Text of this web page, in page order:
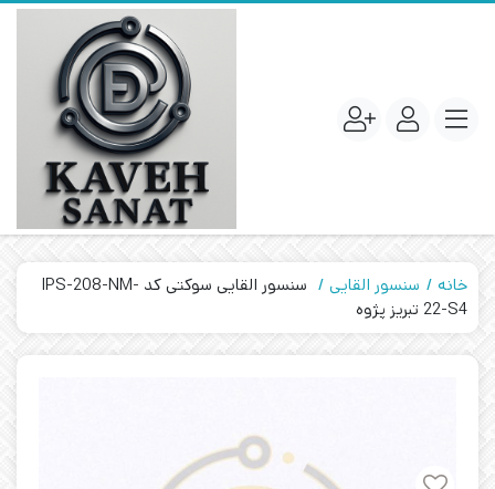
خانه سنسور القایی
سنسور القایی سوکتی کد IPS-208-NM-
22-S4 تبریز پژوه